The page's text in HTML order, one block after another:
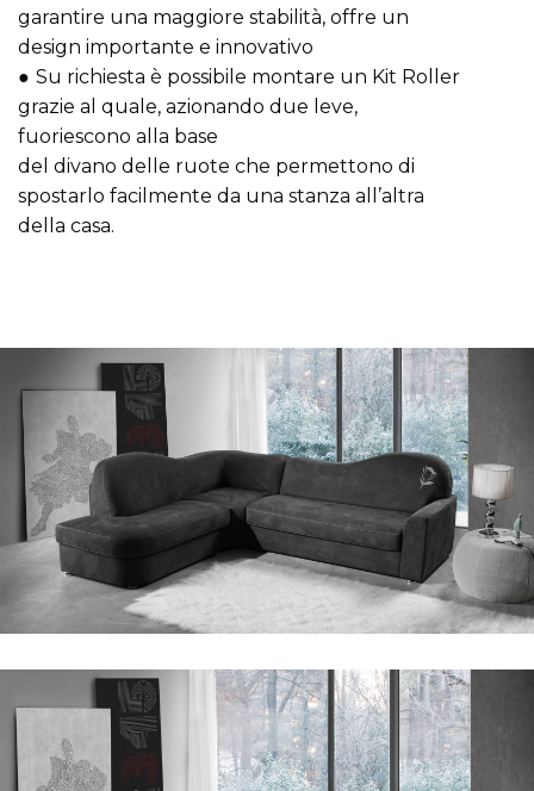
garantire una maggiore stabilità, offre un
design importante e innovativo
● Su richiesta è possibile montare un Kit Roller
grazie al quale, azionando due leve,
fuoriescono alla base
del divano delle ruote che permettono di
spostarlo facilmente da una stanza all’altra
della casa.